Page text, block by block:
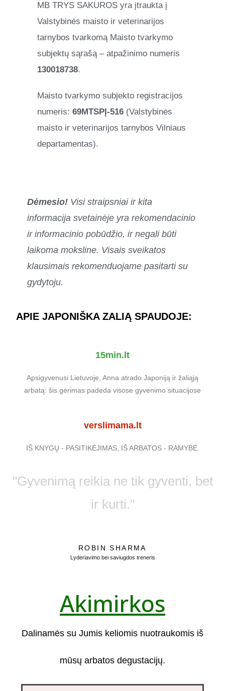
MB TRYS SAKUROS yra įtraukta į
Valstybinės maisto ir veterinarijos
tarnybos tvarkomą Maisto tvarkymo
subjektų sąrašą – atpažinimo numeris
130018738.
Maisto tvarkymo subjekto registracijos
numeris:69MTSPĮ-516 (Valstybinės
maisto ir veterinarijos tarnybos Vilniaus
departamentas).
Dėmesio! Visi straipsniai ir kita
informacija svetainėje yra rekomendacinio
ir informacinio pobūdžio, ir negali būti
laikoma moksline. Visais sveikatos
klausimais rekomenduojame pasitarti su
gydytoju.
APIE JAPONIŠKA ZALIĄ SPAUDOJE:
15min.lt
Apsigyvenusi Lietuvoje, Anna atrado Japoniją ir žaliąją
arbatą: šis gėrimas padeda visose gyvenimo situacijose
verslimama.lt
IŠ KNYGŲ - PASITIKĖJIMAS, IŠ ARBATOS - RAMYBĖ.
"Gyvenimą reikia ne tik gyventi, bet
ir kurti."
ROBIN SHARMA
Lyderiavimo bei saviugdos treneris
Akimirkos
Dalinamės su Jumis keliomis nuotraukomis iš
mūsų arbatos degustacijų.